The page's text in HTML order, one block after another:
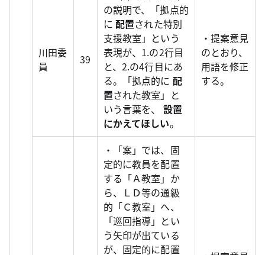
川田委
員
39
の説明で、「拠点的
に配置された特別
支援教室」という
表現が、1.の2行目
と、2.の4行目にあ
る。「拠点的に 配
置された教室」と
いう言葉を、 設置
にかえてほしい。
・提案意見
のとおり、
用語を修正
する。
・「案」では、固
定的に教員を配置
する「Ａ教室」か
ら、ＬＤ等の通級
的「Ｃ教室」へ、
「巡回指導」とい
う矢印が出ている
が、固定的に配置